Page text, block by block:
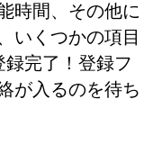
時間、その他に
いくつかの項目
完了！登録フ
が入るのを待ち